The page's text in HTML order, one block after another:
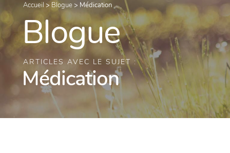
Accueil > Blogue> Médication
Blogue
ARTICLES AVEC LE SUJET :
Médication